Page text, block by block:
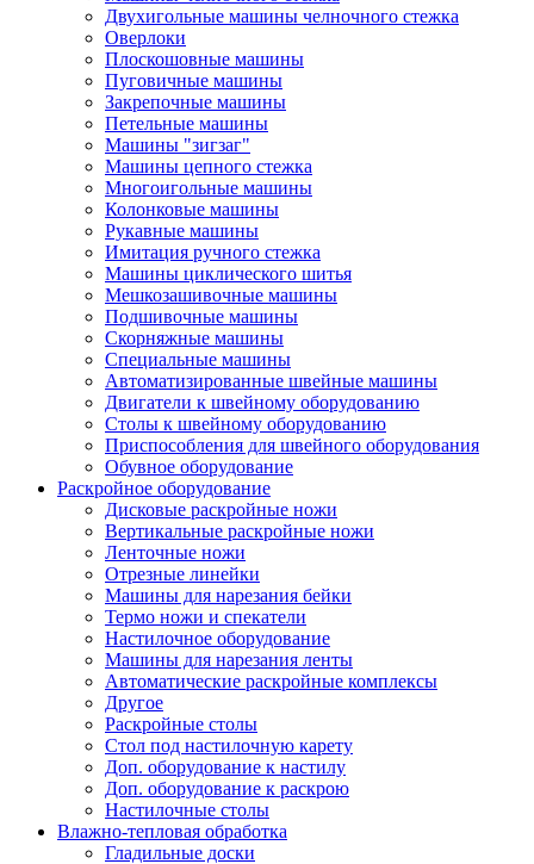
Двухигольные машины челночного стежка
Оверлоки
Плоскошовные машины
Пуговичные машины
Закрепочные машины
Петельные машины
Машины "зигзаг"
Машины цепного стежка
Многоигольные машины
Колонковые машины
Рукавные машины
Имитация ручного стежка
Машины циклического шитья
Мешкозашивочные машины
Подшивочные машины
Скорняжные машины
Специальные машины
Автоматизированные швейные машины
Двигатели к швейному оборудованию
Столы к швейному оборудованию
Приспособления для швейного оборудования
Обувное оборудование
Раскройное оборудование
Дисковые раскройные ножи
Вертикальные раскройные ножи
Ленточные ножи
Отрезные линейки
Машины для нарезания бейки
Термо ножи и спекатели
Настилочное оборудование
Машины для нарезания ленты
Автоматические раскройные комплексы
Другое
Раскройные столы
Стол под настилочную карету
Доп. оборудование к настилу
Доп. оборудование к раскрою
Настилочные столы
Влажно-тепловая обработка
Гладильные доски